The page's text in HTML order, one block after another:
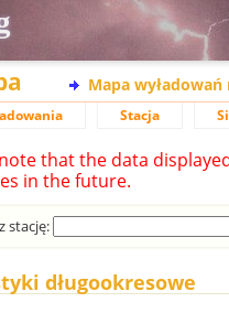
Mapa wyładowań
Stacja
that the data
in the future.
stację:
długookresowe